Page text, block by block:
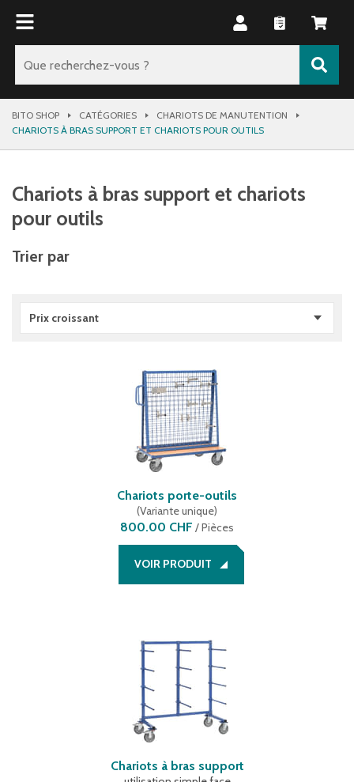
BITO SHOP CATÉGORIES
CHARIOTS DE MANUTENTION
CHARIOTS À BRAS SUPPORT ET CHARIOTS POUR OUTILS
Chariots à bras support et chariots
pour outils
Trier par
Prix croissant
Chariots porte-outils
(Variante unique)
800.00 CHF /Pièces
VOIR PRODUIT
Chariots à bras support